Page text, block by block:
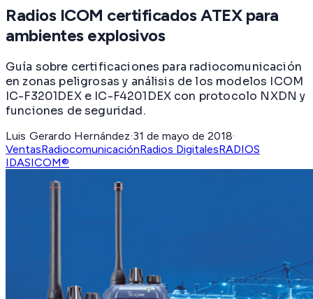
Radios ICOM certificados ATEX para
ambientes explosivos
Guía sobre certificaciones para radiocomunicación
en zonas peligrosas y análisis de los modelos ICOM
IC-F3201DEX e IC-F4201DEX con protocolo NXDN y
funciones de seguridad.
Luis Gerardo Hernández·31 de mayo de 2018·
VentasRadiocomunicaciónRadios DigitalesRADIOS
IDASICOM®